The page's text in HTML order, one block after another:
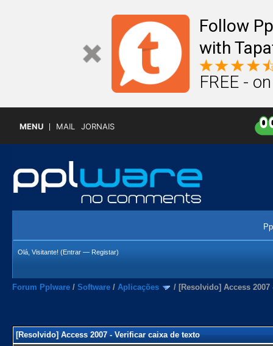
Follow
with
FREE -
MENU MAIL JORNAIS
Olá, Visitante! (Entrar — Registar)
Forum Pplware / Software / Aplicações / [Resolvido] Access
[Resolvido] Access 2007 - Verificar caixa de texto